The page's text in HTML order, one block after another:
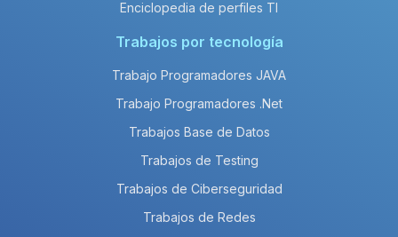
Enciclopedia de perfiles TI
Trabajos por tecnología
Trabajo Programadores JAVA
Trabajo Programadores .Net
Trabajos Base de Datos
Trabajos de Testing
Trabajos de Ciberseguridad
Trabajos de Redes